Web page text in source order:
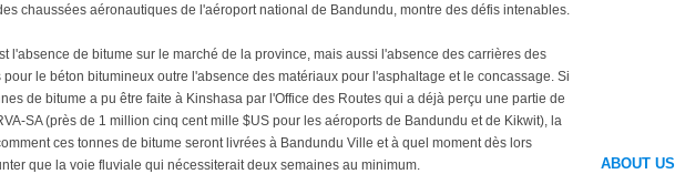
chaussées aéronautiques de l'aéroport national de Bandundu, montre des défis intenables.
l'absence de bitume sur le marché de la province, mais aussi l'absence des carrières des
le béton bitumineux outre l'absence des matériaux pour l'asphaltage et le concassage. Si
de bitume a pu être faite à Kinshasa par l'Office des Routes qui a déjà perçu une partie de
SA (près de 1 million cinq cent mille $US pour les aéroports de Bandundu et de Kikwit), la
ces tonnes de bitume seront livrées à Bandundu Ville et à quel moment dès lors
que la voie fluviale qui nécessiterait deux semaines au minimum.
ABOUT US